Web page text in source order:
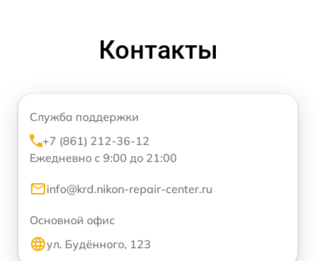
Контакты
Служба поддержки
+7 (861) 212-36-12
Ежедневно с 9:00 до 21:00
info@krd.nikon-repair-center.ru
Основной офис
ул. Будённого, 123